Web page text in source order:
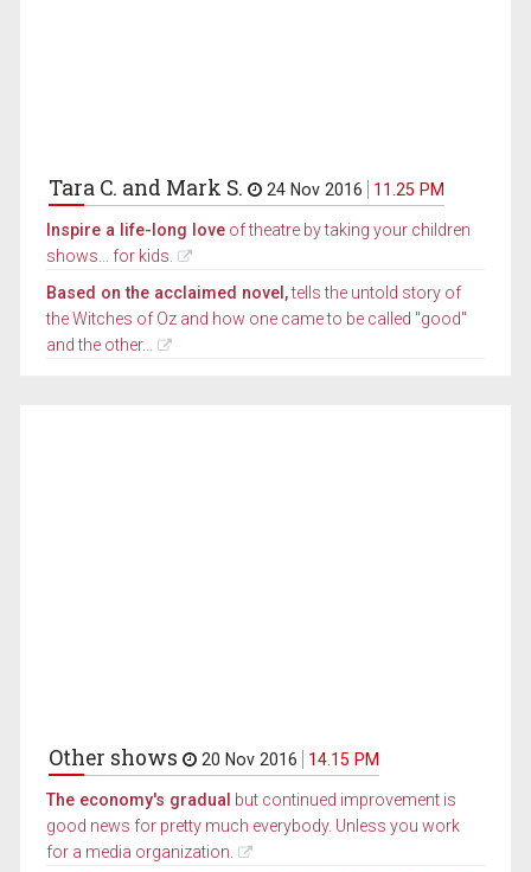
Tara C. and Mark S. 24 Nov 2016 11.25 PM
Inspire a life-long love of theatre by taking your children
shows... for kids.
Based on the acclaimed novel,tells the untold story of
the Witches of Oz and how one came to be called "good"
and the other...
Other shows 20 Nov 2016 14.15 PM
The economy's gradual but continued improvement is
good news for pretty much everybody. Unless you work
for a media organization.